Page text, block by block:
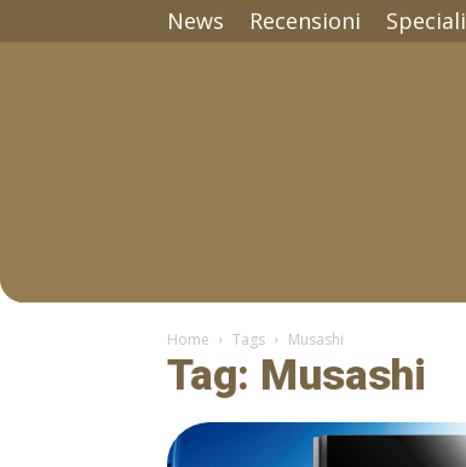
News Recensioni Speciali
Home Tags Musashi
Tag: Musashi